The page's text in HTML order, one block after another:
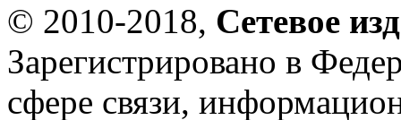
© 2010-2018, Сетевое
Зарегистрировано в
сфере связи,